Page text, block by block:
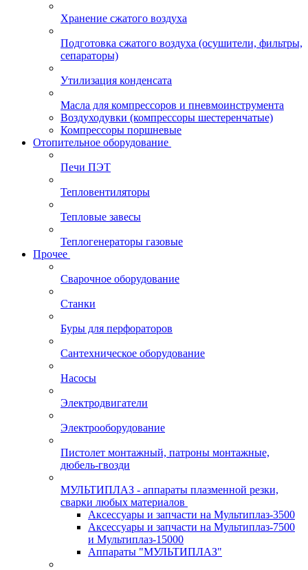
Хранение сжатого воздуха
Подготовка сжатого воздуха (осушители, фильтры,
сепараторы)
Утилизация конденсата
Масла для компрессоров и пневмоинструмента
Воздуходувки (компрессоры шестеренчатые)
Компрессоры поршневые
Отопительное оборудование
Печи ПЭТ
Тепловентиляторы
Тепловые завесы
Теплогенераторы газовые
Прочее
Сварочное оборудование
Станки
Буры для перфораторов
Сантехническое оборудование
Насосы
Электродвигатели
Электрооборудование
Пистолет монтажный, патроны монтажные,
дюбель-гвозди
МУЛЬТИПЛАЗ - аппараты плазменной резки,
сварки любых материалов
Аксессуары и запчасти на Мультиплаз-3500
Аксессуары и запчасти на Мультиплаз-7500
и Мультиплаз-15000
Аппараты "МУЛЬТИПЛАЗ"